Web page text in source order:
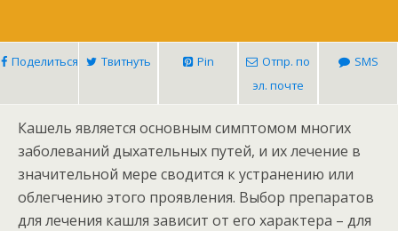
Поделиться Твитнуть Pin
Отпр. по
эл. почте
SMS
Кашель является основным симптомом многих
заболеваний дыхательных путей, и их лечение в
значительной мере сводится к устранению или
облегчению этого проявления. Выбор препаратов
для лечения кашля зависит от его характера – для